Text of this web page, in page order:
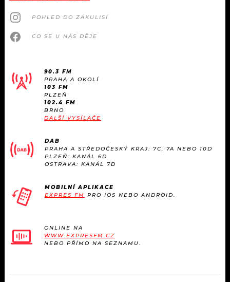
POHLED DO ZÁKULISÍ
CO SE U NÁS DĚJE
90.3 FM
PRAHA A OKOLÍ
103 FM
PLZEŇ
102.4 FM
BRNO
DALŠÍ VYSÍLAČE
DAB
PRAHA A STŘEDOČESKÝ KRAJ: 7C, 7A NEBO 10D
PLZEŇ: KANÁL 6D
OSTRAVA: KANÁL 7D
MOBILNÍ APLIKACE
EXPRES FM PRO IOS NEBO ANDROID.
ONLINE NA
WWW.EXPRESFM.CZ
NEBO PŘÍMO NA SEZNAMU.